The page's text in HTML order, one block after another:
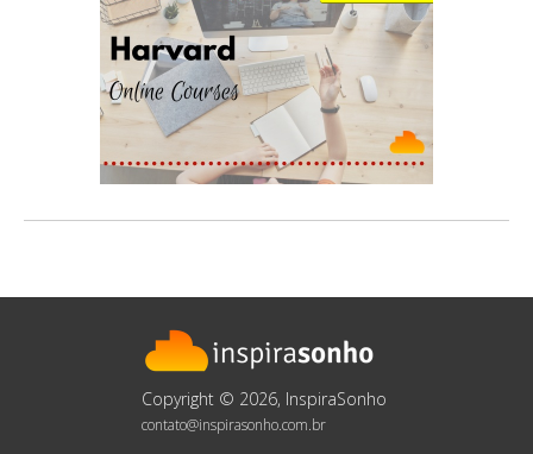
Copyright © 2026, InspiraSonho
contato@inspirasonho.com.br